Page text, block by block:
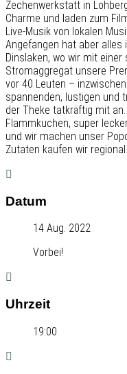
Zechenwerkstatt in
Charme und laden zum
Live-Musik von lokalen
Angefangen hat aber alles
Dinslaken, wo wir mit
Stromaggregat unsere
vor 40 Leuten –
spannenden, lustigen und
der Theke tatkräftig mit
Flammkuchen, super
und wir machen unser
Zutaten kaufen wir
Datum
14 Aug. 2022
Vorbei!
Uhrzeit
19:00